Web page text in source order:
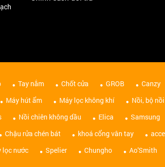
Tay nắm Chốt cửa GROB Canzy
Máy hút ẩm Máy lọc không khí Nồi, bộ
Nồi chiên không dầu Elica Samsung
Chậu rửa chén bát khoá cổng vân tay
lọc nước Spelier Chungho Ao'Smith